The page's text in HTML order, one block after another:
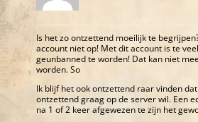
Is het zo ontzettend moeilijk te
account niet op! Met dit account is te
geunbanned te worden! Dat kan niet
worden. So
Ik blijf het ook ontzettend raar vinden
ontzettend graag op de server wil. Een
na 1 of 2 keer afgewezen te zijn het